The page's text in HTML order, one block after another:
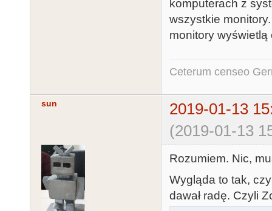
komputerach z
wszystkie
monitory wyświetlą
Ceterum censeo
sun
2019-01-13
(2019-01-13
Rozumiem. Nic,
Wygląda to tak,
dawał radę. Czyli